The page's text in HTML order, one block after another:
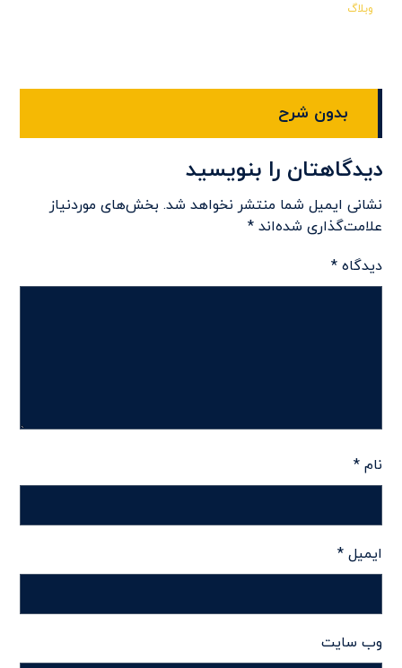
وبلاگ
بدون شرح
دیدگاهتان را بنویسید
نشانی ایمیل شما منتشر نخواهد شد. بخش‌های موردنیاز
علامت‌گذاری شده‌اند*
دیدگاه*
نام*
ایمیل*
وب‌ سایت